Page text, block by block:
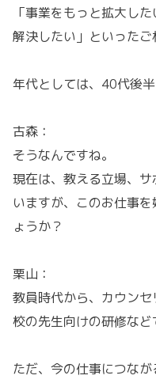
「事業をもっと拡大し
解決したい」といったご
年代としては、40代後
古森：
そうなんですね。
現在は、教える立場、
いますが、このお仕事
ょうか？
栗山：
教員時代から、カウン
校の先生向けの研修など
ただ、今の仕事につな